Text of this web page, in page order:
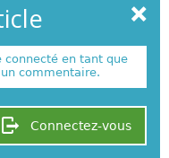
connecté en tant que
commentaire.
Connectez-vous